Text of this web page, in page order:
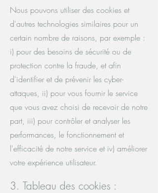
Nous pouvons utiliser des cookies et
d'autres technologies similaires pour un
certain nombre de raisons, par exemple :
i) pour des besoins de sécurité ou de
protection contre la fraude, et afin
d'identifier et de prévenir les cyber-
attaques, ii) pour vous fournir le service
que vous avez choisi de recevoir de notre
part, iii) pour contrôler et analyser les
performances, le fonctionnement et
l'efficacité de notre service et iv) améliorer
votre expérience utilisateur.
3. Tableau des cookies :